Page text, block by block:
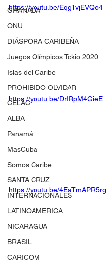
GRANADA
ONU
DIÁSPORA CARIBEÑA
Juegos Olímpicos Tokio 2020
Islas del Caribe
PROHIBIDO OLVIDAR
CELAC
ALBA
Panamá
MasCuba
Somos Caribe
SANTA CRUZ
INTERNACIONALES
LATINOAMERICA
NICARAGUA
BRASIL
CARICOM
https://youtu.be/Eqg1vjEVQo4
https://youtu.be/DrIRpM4GieE
https://youtu.be/4EaTmAPR5rg